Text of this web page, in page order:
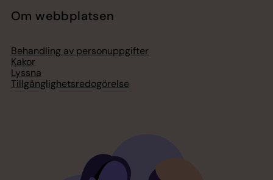
Om webbplatsen
Behandling av personuppgifter
Kakor
Lyssna
Tillgänglighetsredogörelse